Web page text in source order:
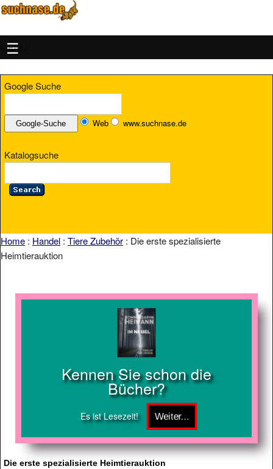
MENU
Google Suche
Web www.suchnase.de
Katalogsuche
Home : Handel : Tiere Zubehör : Die erste spezialisierte
Heimtierauktion
Kennen Sie schon die
Bücher?
Es ist Lesezeit!
Die erste spezialisierte Heimtierauktion